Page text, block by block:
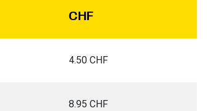
CHF
4.50 CHF
8.95 CHF